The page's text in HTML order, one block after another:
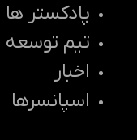
پادکستر ها
تیم توسعه
اخبار
اسپانسرها